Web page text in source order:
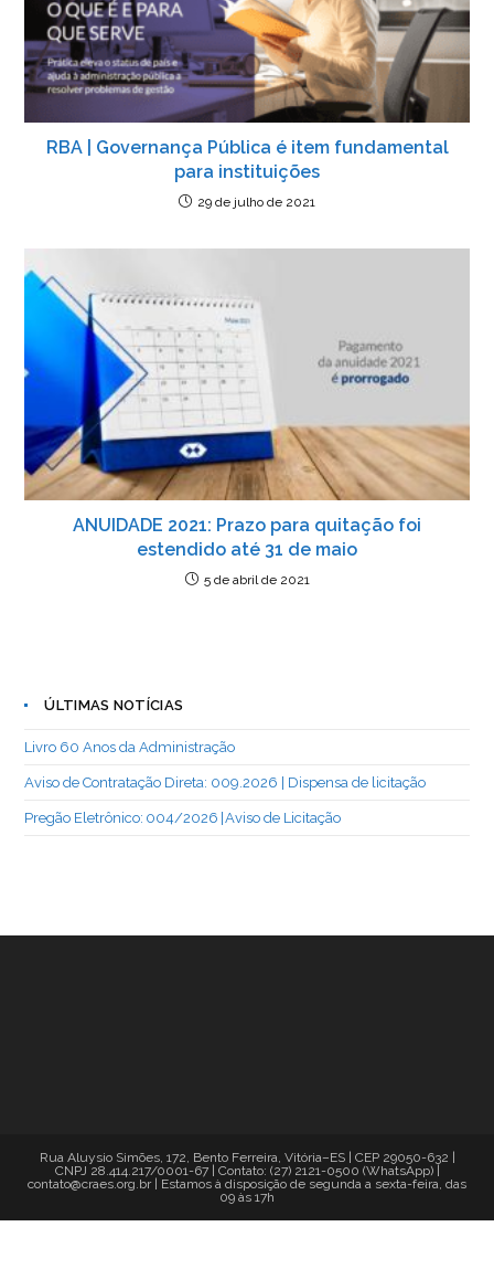
RBA | Governança Pública é item fundamental
para instituições
29 de julho de 2021
ANUIDADE 2021: Prazo para quitação foi
estendido até 31 de maio
5 de abril de 2021
ÚLTIMAS NOTÍCIAS
Livro 60 Anos da Administração
Aviso de Contratação Direta: 009.2026 | Dispensa de licitação
Pregão Eletrônico: 004/2026 | Aviso de Licitação
Rua Aluysio Simões, 172, Bento Ferreira, Vitória–ES | CEP 29050-632 |
CNPJ 28.414.217/0001-67 | Contato: (27) 2121-0500 (WhatsApp) |
contato@craes.org.br | Estamos à disposição de segunda a sexta-feira, das
09 às 17h